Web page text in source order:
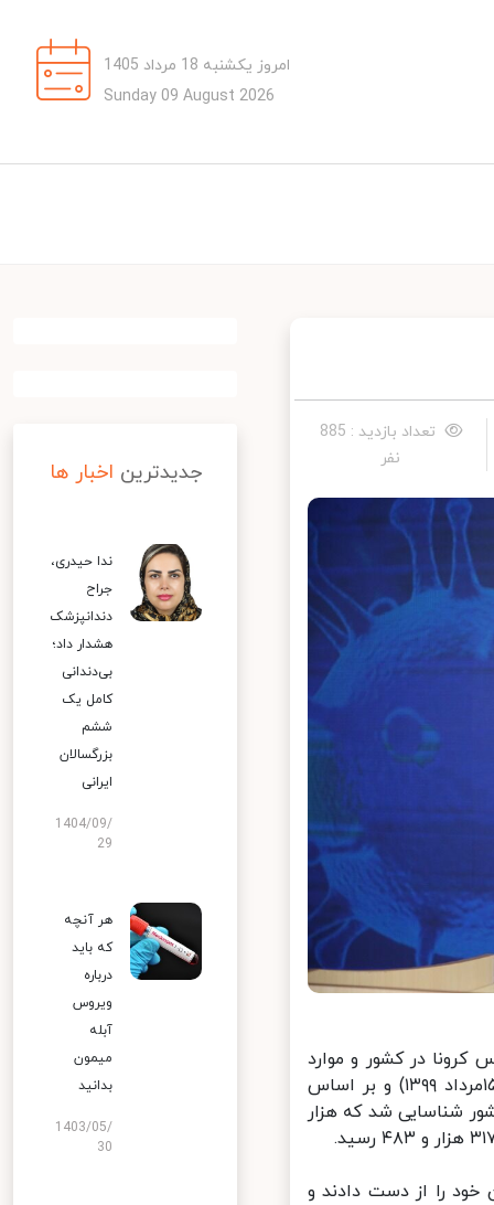
امروز یکشنبه 18 مرداد 1405
Sunday 09 August 2026
تعداد بازدید : 885
نفر
در کشور و موارد
فوت ناشی از این ویروس بیان کرد: در ۲۴ ساعت گذشته تا ظهر امروز (۱۵مرداد ۱۳۹۹) و بر اساس
هزار و ۶۹۷ بیمار جدید مبتلا به کووید۱۹ در کشور شناسایی شد که هزار
در طول ۲۴ ساعت گذشته، ۱۸۵ بیمار کووید ۱۹ جان خود را از دست دادند و
جدیدترین اخبار ها
ندا حیدری،
جراح
دندانپزشک
هشدار داد؛
بی‌دندانی
کامل یک
ششم
بزرگسالان
ایرانی
1404/09/
29
هر آنچه
که باید
درباره
ویروس
آبله
میمون
بدانید
1403/05/
30